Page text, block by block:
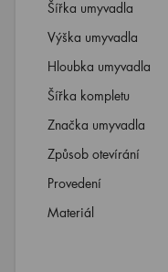
Šířka umyvadla
Výška umyvadla
Hloubka umyvadla
Šířka kompletu
Značka umyvadla
Způsob otevírání
Provedení
Materiál